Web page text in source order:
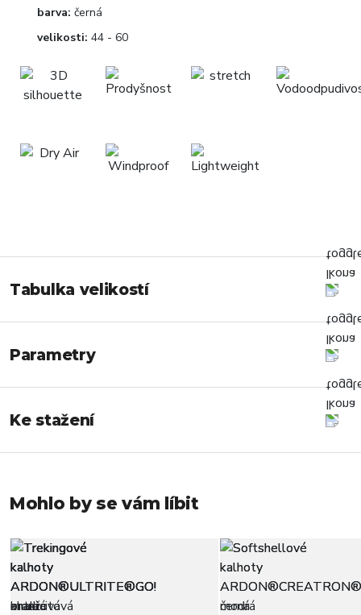
barva: černá
velikosti: 44 - 60
Tabulka velikostí
Parametry
Ke stažení
Mohlo by se vám líbit